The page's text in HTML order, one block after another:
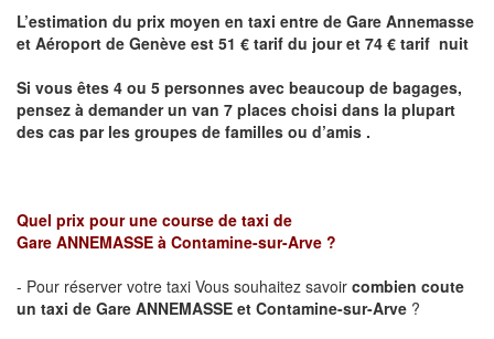
L’estimation du prix moyen en taxi entre de Gare Annemasse
et Aéroport de Genève est 51 € tarif du jour et 74 € tarif nuit
Si vous êtes 4 ou 5 personnes avec beaucoup de bagages,
pensez à demander un van 7 places choisi dans la plupart
des cas par les groupes de familles ou d’amis .
Quel prix pour une course de taxi de
Gare ANNEMASSE à Contamine-sur-Arve ?
- Pour réserver votre taxi Vous souhaitez savoir combien coute
un taxi de Gare ANNEMASSE et Contamine-sur-Arve ?